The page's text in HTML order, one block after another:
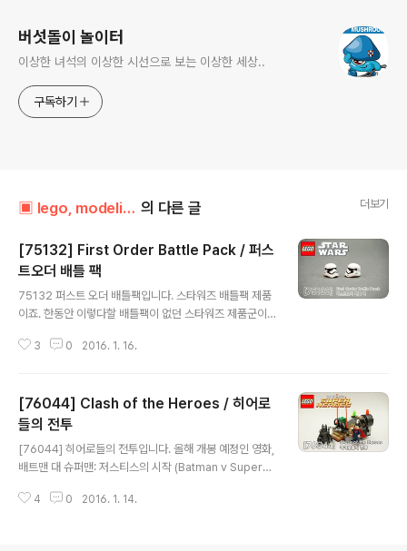
버섯돌이 놀이터
이상한 녀석의 이상한 시선으로 보는 이상한 세상..
구독하기
▣ lego, modeling../┗ 잡식레고방 의 다른 글 더보기
[75132] First Order Battle Pack / 퍼스
트오더 배틀 팩
75132 퍼스트 오더 배틀팩입니다. 스타워즈 배틀팩 제품
이죠. 한동안 이렇다할 배틀팩이 없던 스타워즈 제품군이..
례 없을만큼의 구성을 보인 75078과는 달리 뭔가 좀 아쉬
게 리뉴얼된 영화판(스타워즈 : 깨어난 포스)에 맞는 스토
미를 포함하고 있어 관심을 모았습니다. 배틀팩은 피규어
중심이기에 언제나 구성은 아쉬움이 남습니다. 사실 이렇
게만 본다면 마이크로 파이터즈 시리즈와 별 반 다르지 않
은 부피감을 보여주죠. -ㅂ-; 새로운 트루퍼 헬멧입니다. 이
번 영화에 맞게 새롭게 리뉴얼된 디자인을 보여주는데.. 개
3 0 2016. 1. 16.
[76044] Clash of the Heroes / 히어로
들의 전투
[76044] 히어로들의 전투입니다. 올해 개봉 예정인 영화,
배트맨 대 슈퍼맨: 저스티스의 시작 (Batman v Superm
의 스티커는 아쉽습니다. ㅜ_ㅜ 박스는 버리는 거라지만..
4 0 2016. 1. 14.